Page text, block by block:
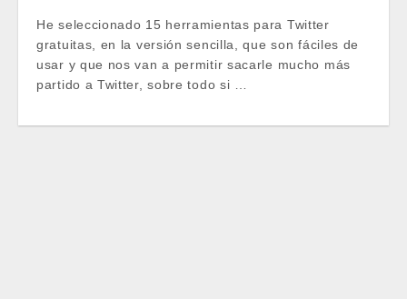
He seleccionado 15 herramientas para Twitter
gratuitas, en la versión sencilla, que son fáciles de
usar y que nos van a permitir sacarle mucho más
partido a Twitter, sobre todo si …